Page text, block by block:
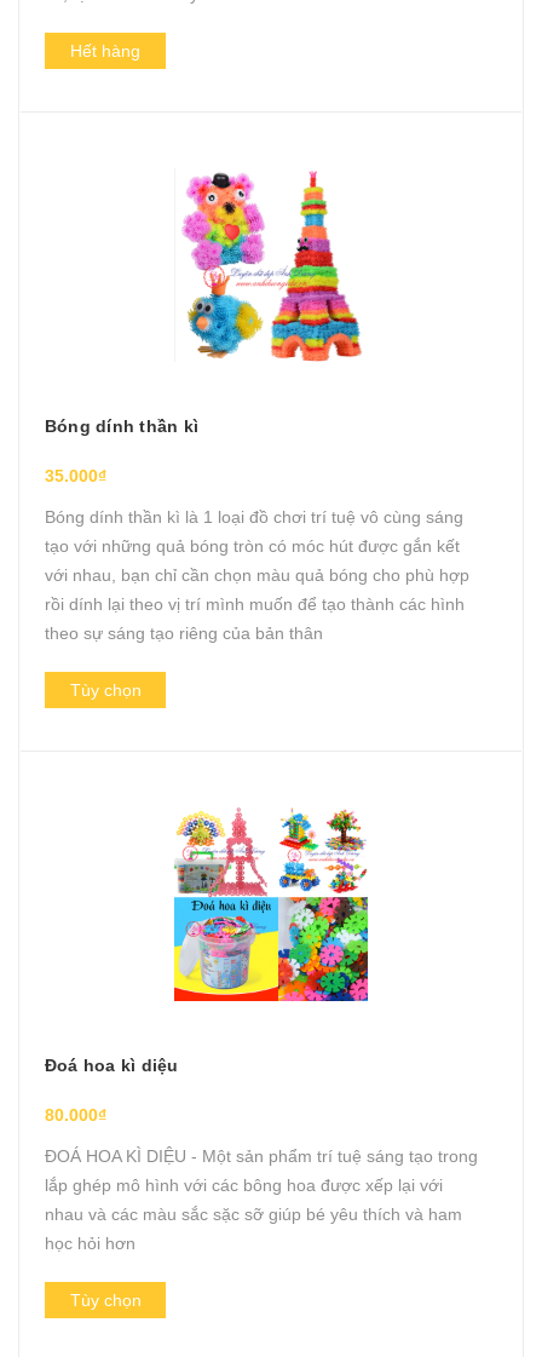
Hết hàng
Bóng dính thần kì
35.000₫
Bóng dính thần kì là 1 loại đồ chơi trí tuệ vô cùng sáng
tạo với những quả bóng tròn có móc hút được gắn kết
với nhau, bạn chỉ cần chọn màu quả bóng cho phù hợp
rồi dính lại theo vị trí mình muốn để tạo thành các hình
theo sự sáng tạo riêng của bản thân
Tùy chọn
Đoá hoa kì diệu
80.000₫
ĐOÁ HOA KÌ DIỆU - Một sản phẩm trí tuệ sáng tạo trong
lắp ghép mô hình với các bông hoa được xếp lại với
nhau và các màu sắc sặc sỡ giúp bé yêu thích và ham
học hỏi hơn
Tùy chọn